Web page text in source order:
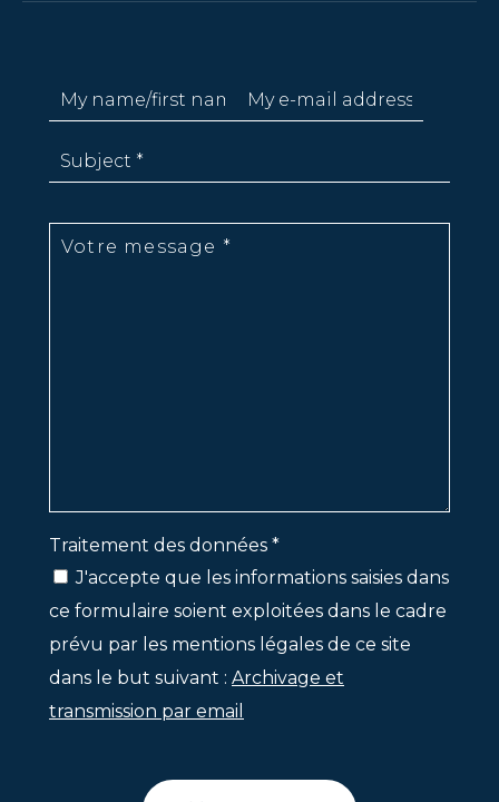
Traitement des données *
J'accepte que les informations saisies dans
ce formulaire soient exploitées dans le cadre
prévu par les mentions légales de ce site
dans le but suivant : Archivage et
transmission par email